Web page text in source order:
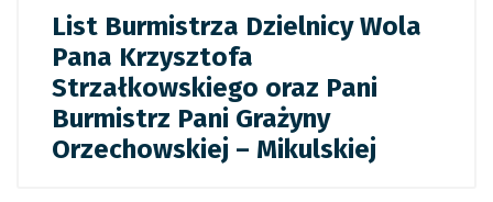
List Burmistrza Dzielnicy Wola
Pana Krzysztofa
Strzałkowskiego oraz Pani
Burmistrz Pani Grażyny
Orzechowskiej – Mikulskiej